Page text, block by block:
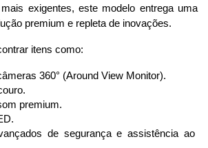
exigentes, este modelo entrega uma
premium e repleta de inovações.
itens como:
360° (Around View Monitor).
premium.
de segurança e assistência ao